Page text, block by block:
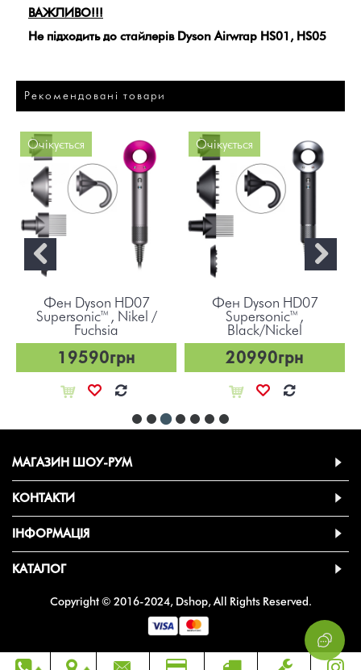
ВАЖЛИВО!!!
Не підходить до стайлерів Dyson Airwrap HS01, HS05
Рекомендовані товари
Очікується
Фен Dyson HD07
Supersonic™, Nikel /
Fuchsia
19590грн
Очікується
Фен Dyson HD07
Supersonic™,
Black/Nickel
20990грн
МАГАЗИН ШОУ-РУМ
КОНТАКТИ
ІНФОРМАЦІЯ
КАТАЛОГ
Copyright © 2016-2024, Dshop, All Rights Reserved.